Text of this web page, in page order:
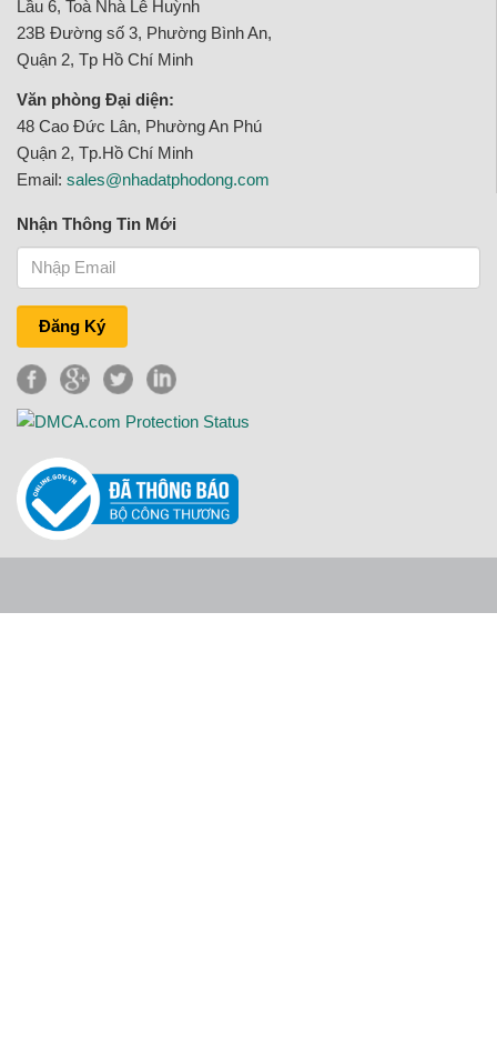
Lầu 6, Toà Nhà Lê Huỳnh
23B Đường số 3, Phường Bình An,
Quận 2, Tp Hồ Chí Minh
Văn phòng Đại diện:
48 Cao Đức Lân, Phường An Phú
Quận 2, Tp.Hồ Chí Minh
Email: sales@nhadatphodong.com
Nhận Thông Tin Mới
Đăng Ký